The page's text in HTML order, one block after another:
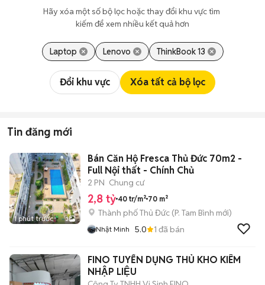
Hãy xóa một số bộ lọc hoặc thay đổi khu vực tìm
kiếm để xem nhiều kết quả hơn
Laptop Lenovo ThinkBook 13
Đổi khu vực Xóa tất cả bộ lọc
Tin đăng mới
1 phút trước 3
Bán Căn Hộ Fresca Thủ Đức 70m2 -
Full Nội thất - Chính Chủ
2 PN Chung cư
2,8 tỷ 40 tr/m² 70 m²
Thành phố Thủ Đức (P. Tam Bình mới)
Nhật Minh 5.0 1 đã bán
FINO TUYỂN DỤNG THỦ KHO KIÊM
NHẬP LIỆU